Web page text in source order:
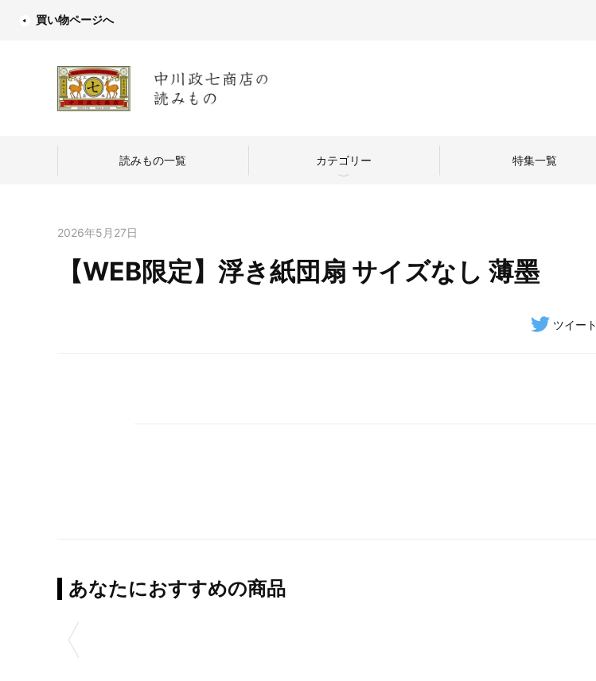
買い物ページへ
読みもの一覧 カテゴリー
中川政七商店のものづくり 日本の暮らし
特集一覧
2026年5月27日
【WEB限定】浮き紙団扇 サイズなし 薄墨
ツイート
あなたにおすすめの商品